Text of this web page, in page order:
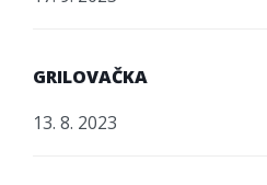
GRILOVAČKA
13. 8. 2023